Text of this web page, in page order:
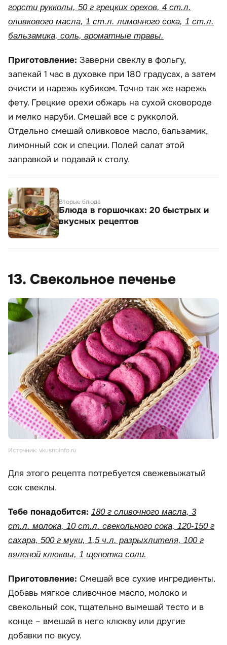
горсти рукколы, 50 г грецких орехов, 4 ст.л.
оливкового масла, 1 ст.л. лимонного сока, 1 ст.л.
бальзамика, соль, ароматные травы.
Приготовление: Заверни свеклу в фольгу,
запекай 1 час в духовке при 180 градусах, а затем
очисти и нарежь кубиком. Точно так же нарежь
фету. Грецкие орехи обжарь на сухой сковороде
и мелко наруби. Смешай все с рукколой.
Отдельно смешай оливковое масло, бальзамик,
лимонный сок и специи. Полей салат этой
заправкой и подавай к столу.
Вторые блюда
Блюда в горшочках: 20 быстрых и
вкусных рецептов
13. Свекольное печенье
Источник: vkusnoinfo.ru
Для этого рецепта потребуется свежевыжатый
сок свеклы.
Тебе понадобится: 180 г сливочного масла, 3
ст.л. молока, 10 ст.л. свекольного сока, 120-150 г
сахара, 500 г муки, 1,5 ч.л. разрыхлителя, 100 г
вяленой клюквы, 1 щепотка соли.
Приготовление: Смешай все сухие ингредиенты.
Добавь мягкое сливочное масло, молоко и
свекольный сок, тщательно вымешай тесто и в
конце – вмешай в него клюкву или другие
добавки по вкусу.